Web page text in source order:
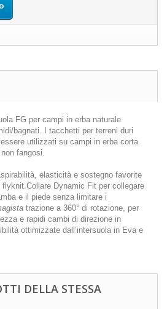
FG per campi in erba naturale
bagnati. I tacchetti per terreni duri
utilizzati su campi in erba corta
fangosi.
elasticità e sostegno favorite
Dynamic Fit per collegare
e il piede senza limitare i
trazione a 360° di rotazione, per
e rapidi cambi di direzione in
ottimizzate dall’intersuola in Eva e
DELLA STESSA